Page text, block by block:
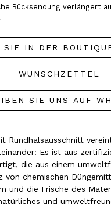
Rücksendung verlängert
SIE IN DER
WUNSCHZETTEL
SIE UNS AUF
Rundhalsausschnitt
Es ist aus
die aus einem
von chemischen
und die Frische des
und